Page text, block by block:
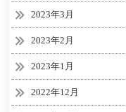
2023年3月
2023年2月
2023年1月
2022年12月